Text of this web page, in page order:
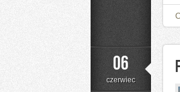
06
czerwiec